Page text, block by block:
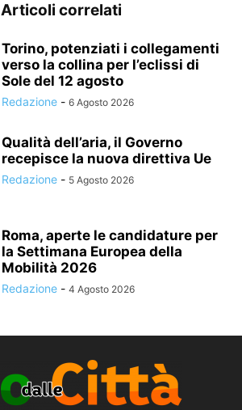
Articoli correlati
Torino, potenziati i collegamenti
verso la collina per l’eclissi di
Sole del 12 agosto
Redazione - 6 Agosto 2026
Qualità dell’aria, il Governo
recepisce la nuova direttiva Ue
Redazione - 5 Agosto 2026
Roma, aperte le candidature per
la Settimana Europea della
Mobilità 2026
Redazione - 4 Agosto 2026